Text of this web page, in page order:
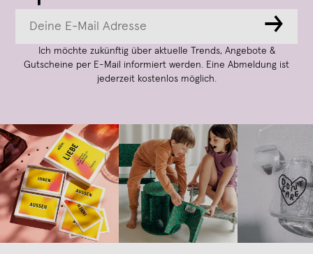
→
Ich möchte zukünftig über aktuelle Trends, Angebote &
Gutscheine per E-Mail informiert werden. Eine Abmeldung ist
jederzeit kostenlos möglich.